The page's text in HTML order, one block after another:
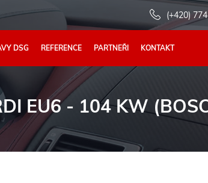
(+420)
DSG REFERENCE PARTNEŘI KONTAKT
EU6 - 104 KW